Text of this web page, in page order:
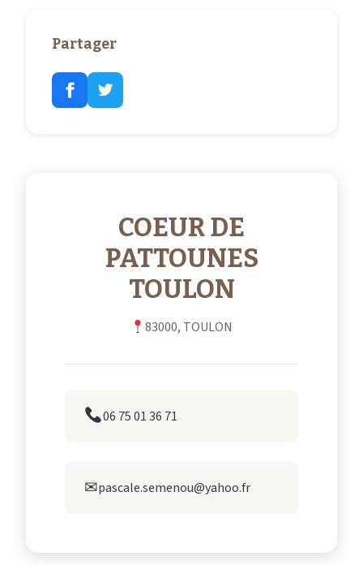
COEUR DE
PATTOUNES
TOULON
83000, TOULON
06 75 01 36 71
✉pascale.semenou@yahoo.fr
Partager